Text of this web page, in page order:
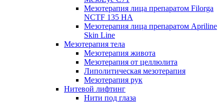
Мезотерапия лица препаратом Filorga
NCTF 135 HA
Мезотерапия лица препаратом Apriline
Skin Line
Мезотерапия тела
Мезотерапия живота
Мезотерапия от целлюлита
Липолитическая мезотерапия
Мезотерапия рук
Нитевой лифтинг
Нити под глаза